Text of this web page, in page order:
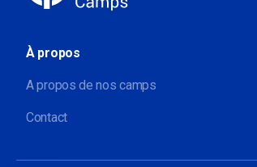
À propos
A propos de nos camps
Contact